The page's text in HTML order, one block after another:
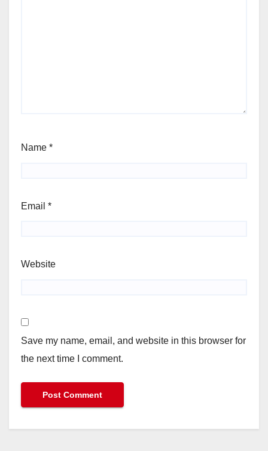
Name *
Email *
Website
Save my name, email, and website in this browser for
the next time I comment.